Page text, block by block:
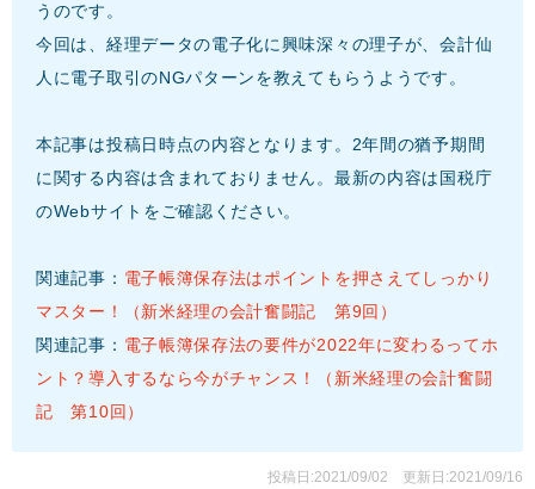
うのです。
今回は、経理データの電子化に興味深々の理子が、会計仙
人に電子取引のNGパターンを教えてもらうようです。
本記事は投稿日時点の内容となります。2年間の猶予期間
に関する内容は含まれておりません。最新の内容は国税庁
のWebサイトをご確認ください。
関連記事： 電子帳簿保存法はポイントを押さえてしっかり
マスター！（新米経理の会計奮闘記 第9回）
関連記事： 電子帳簿保存法の要件が2022年に変わるってホ
ント？導入するなら今がチャンス！（新米経理の会計奮闘
記 第10回）
投稿日:2021/09/02 更新日:2021/09/16